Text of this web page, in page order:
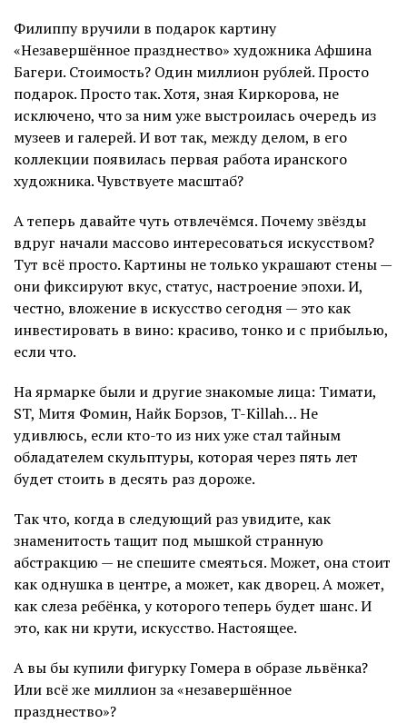
Филиппу вручили в подарок картину
«Незавершённое празднество» художника Афшина
Багери. Стоимость? Один миллион рублей. Просто
подарок. Просто так. Хотя, зная Киркорова, не
исключено, что за ним уже выстроилась очередь из
музеев и галерей. И вот так, между делом, в его
коллекции появилась первая работа иранского
художника. Чувствуете масштаб?
А теперь давайте чуть отвлечёмся. Почему звёзды
вдруг начали массово интересоваться искусством?
Тут всё просто. Картины не только украшают стены —
они фиксируют вкус, статус, настроение эпохи. И,
честно, вложение в искусство сегодня — это как
инвестировать в вино: красиво, тонко и с прибылью,
если что.
На ярмарке были и другие знакомые лица: Тимати,
ST, Митя Фомин, Найк Борзов, T-Killah… Не
удивлюсь, если кто-то из них уже стал тайным
обладателем скульптуры, которая через пять лет
будет стоить в десять раз дороже.
Так что, когда в следующий раз увидите, как
знаменитость тащит под мышкой странную
абстракцию — не спешите смеяться. Может, она стоит
как однушка в центре, а может, как дворец. А может,
как слеза ребёнка, у которого теперь будет шанс. И
это, как ни крути, искусство. Настоящее.
А вы бы купили фигурку Гомера в образе львёнка?
Или всё же миллион за «незавершённое
празднество»?